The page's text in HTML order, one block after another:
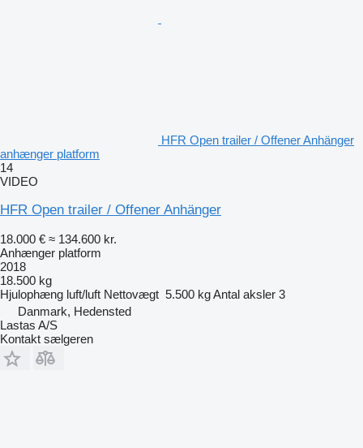
HFR Open trailer / Offener Anhänger
anhænger platform
14
VIDEO
HFR Open trailer / Offener Anhänger
18.000 € ≈ 134.600 kr.
Anhænger platform
2018
18.500 kg
Hjulophæng luft/luft Nettovægt 5.500 kgAntal aksler 3
Danmark, Hedensted
Lastas A/S
Kontakt sælgeren